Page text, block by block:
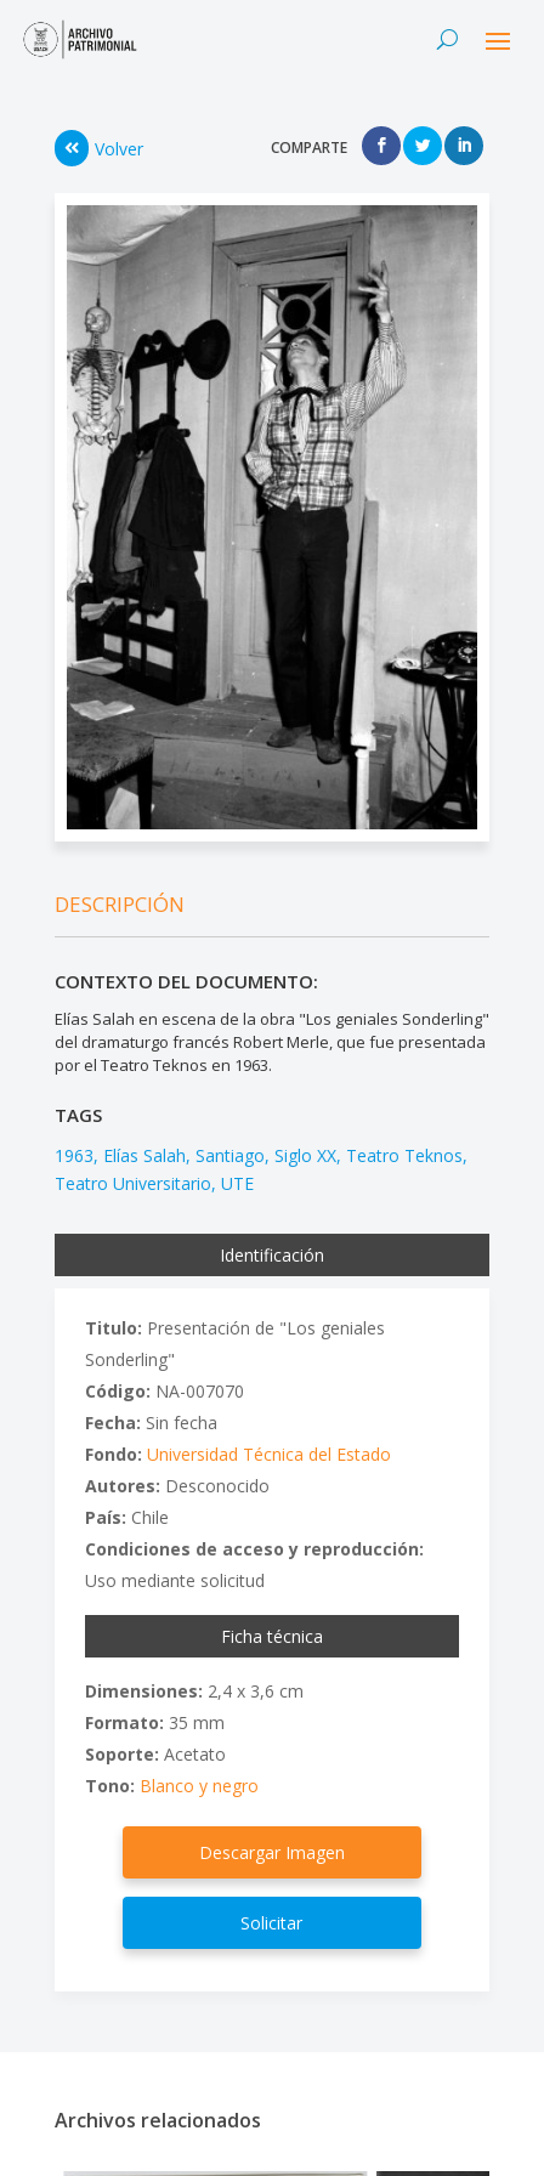
Volver COMPARTE
DESCRIPCIÓN
CONTEXTO DEL DOCUMENTO:
Elías Salah en escena de la obra "Los geniales Sonderling"
del dramaturgo francés Robert Merle, que fue presentada
por el Teatro Teknos en 1963.
TAGS
1963 Elías Salah Santiago Siglo XX Teatro Teknos
Teatro Universitario UTE
Identificación
Titulo: Presentación de "Los geniales
Sonderling"
Código: NA-007070
Fecha: Sin fecha
Fondo: Universidad Técnica del Estado
Autores: Desconocido
País: Chile
Condiciones de acceso y reproducción:
Uso mediante solicitud
Ficha técnica
Dimensiones: 2,4 x 3,6 cm
Formato: 35 mm
Soporte: Acetato
Tono: Blanco y negro
Descargar Imagen
Solicitar
Archivos relacionados